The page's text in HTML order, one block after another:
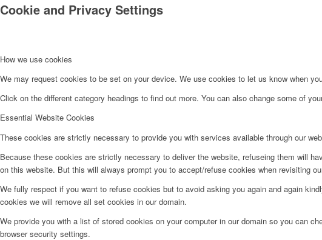
Cookie and Privacy Settings
How we use cookies
We may request cookies to be set on your device. We use cookies to let us know when
Click on the different category headings to find out more. You can also change some of
Essential Website Cookies
These cookies are strictly necessary to provide you with services available through our
Because these cookies are strictly necessary to deliver the website, refuseing them will
on this website. But this will always prompt you to accept/refuse cookies when revisiting
We fully respect if you want to refuse cookies but to avoid asking you again and again
cookies we will remove all set cookies in our domain.
We provide you with a list of stored cookies on your computer in our domain so you can
browser security settings.